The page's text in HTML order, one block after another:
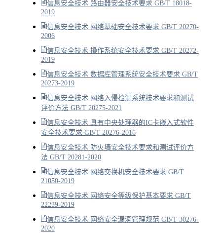
信息安全技术 路由器安全技术要求 GB/T 18018-
2019
信息安全技术 网络基础安全技术要求 GB/T 20270-
2006
信息安全技术 操作系统安全技术要求 GB/T 20272-
2019
信息安全技术 数据库管理系统安全技术要求 GB/T
20273-2019
信息安全技术 网络入侵检测系统技术要求和测试
评价方法 GB/T 20275-2021
信息安全技术 具有中央处理器的IC卡嵌入式软件
安全技术要求 GB/T 20276-2016
信息安全技术 防火墙安全技术要求和测试评价方
法 GB/T 20281-2020
信息安全技术 网络交换机安全技术要求 GB/T
21050-2019
信息安全技术 网络安全等级保护基本要求 GB/T
22239-2019
信息安全技术 网络安全漏洞管理规范 GB/T 30276-
2020